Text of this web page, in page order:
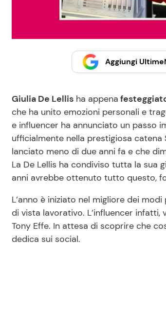
Aggiungi
Giulia De Lellis ha appena
che ha unito emozioni personali e
e influencer ha annunciato un passo
ufficialmente nella prestigiosa
lanciato meno di due anni fa e che
La De Lellis ha condiviso tutta la sua
anni avrebbe ottenuto tutto questo,
L’anno è iniziato nel migliore dei modi
di vista lavorativo. L’influencer infatti,
Tony Effe. In attesa di scoprire che
dedica sui social.